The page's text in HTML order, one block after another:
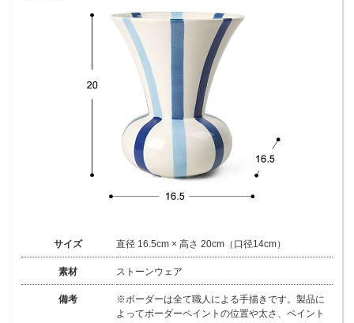
サイズ 直径 16.5cm × 高さ 20cm（口径14cm）
素材 ストーンウェア
備考
※ボーダーは全て職人による手描きです。製品に
よってボーダーペイントの位置や太さ、ペイント